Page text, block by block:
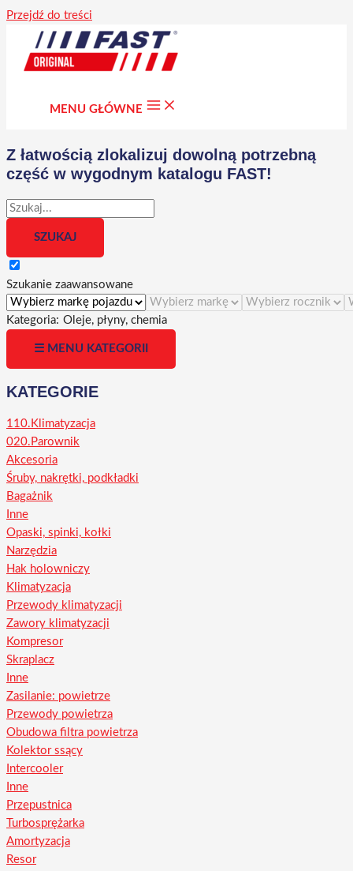
Przejdź do treści
MENU GŁÓWNE
Z łatwością zlokalizuj dowolną potrzebną
część w wygodnym katalogu FAST!
Szukanie zaawansowane
Kategoria: Oleje, płyny, chemia
☰ MENU KATEGORII
KATEGORIE
110.Klimatyzacja
020.Parownik
Akcesoria
Śruby, nakrętki, podkładki
Bagażnik
Inne
Opaski, spinki, kołki
Narzędzia
Hak holowniczy
Klimatyzacja
Przewody klimatyzacji
Zawory klimatyzacji
Kompresor
Skraplacz
Inne
Zasilanie: powietrze
Przewody powietrza
Obudowa filtra powietrza
Kolektor ssący
Intercooler
Inne
Przepustnica
Turbosprężarka
Amortyzacja
Resor